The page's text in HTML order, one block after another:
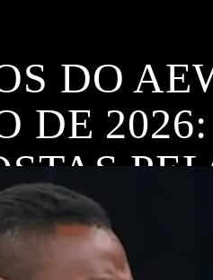
DO
DE
2026 com MJF e Kenny